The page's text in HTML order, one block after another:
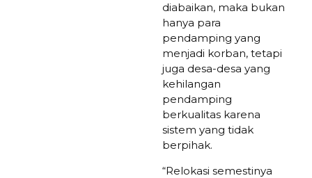
diabaikan, maka bukan
hanya para
pendamping yang
menjadi korban, tetapi
juga desa-desa yang
kehilangan
pendamping
berkualitas karena
sistem yang tidak
berpihak.
“Relokasi semestinya